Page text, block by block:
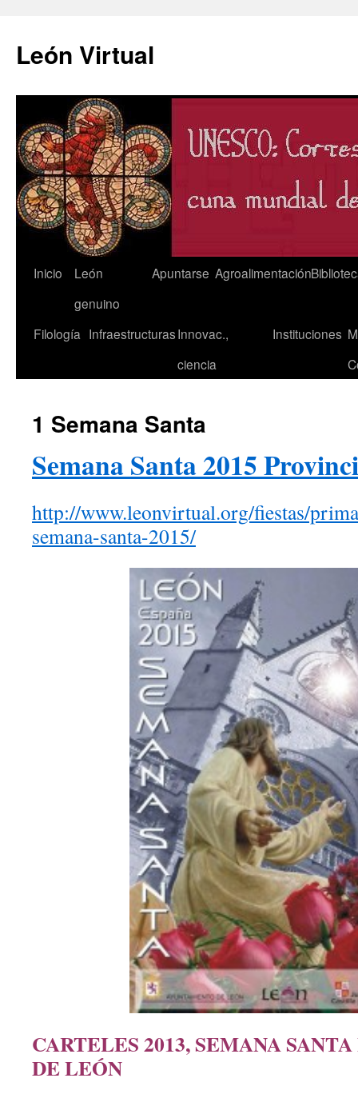
León Virtual
Saltar
contenido
Inicio
León
genuino
Apuntarse Agroalimentación
Filología InfraestructurasInnovac.,
ciencia
Instituciones
1 Semana Santa
Semana Santa 2015
http://www.leonvirtual.org/fiestas/
semana-santa-2015/
CARTELES 2013, SEMANA
DE LEÓN